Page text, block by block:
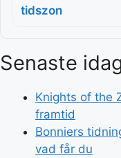
tidszon
Senaste
Knights of the
framtid
Bonniers
vad får du